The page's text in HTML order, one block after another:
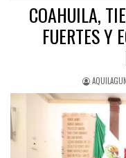
COAHUILA,
FUERTES Y